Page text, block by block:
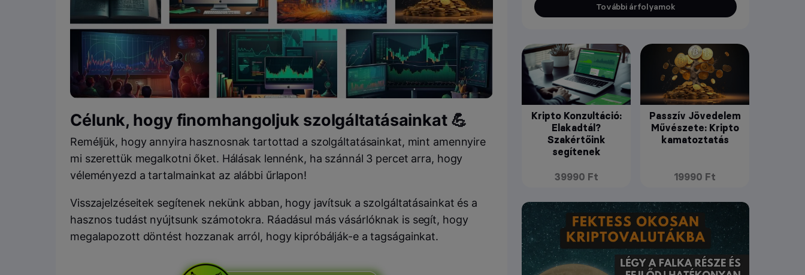
Célunk, hogy finomhangoljuk szolgáltatásainkat 💪
Reméljük, hogy annyira hasznosnak tartottad a szolgáltatásainkat, mint amennyire
mi szerettük megalkotni őket. Hálásak lennénk, ha szánnál 3 percet arra, hogy
véleményezd a tartalmainkat az alábbi űrlapon!
Visszajelzéseitek segítenek nekünk abban, hogy javítsuk a szolgáltatásainkat és a
hasznos tudást nyújtsunk számotokra. Ráadásul más vásárlóknak is segít, hogy
megalapozott döntést hozzanak arról, hogy kipróbálják-e a tagságainkat.
További árfolyamok
Kripto Konzultáció:
Elakadtál?
Szakértőink
segítenek
39990 Ft
Passzív Jövedelem
Művészete: Kripto
kamatoztatás
19990 Ft